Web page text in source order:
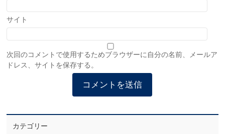
サイト
次回のコメントで使用するためブラウザーに自分の名前、メールア
ドレス、サイトを保存する。
カテゴリー